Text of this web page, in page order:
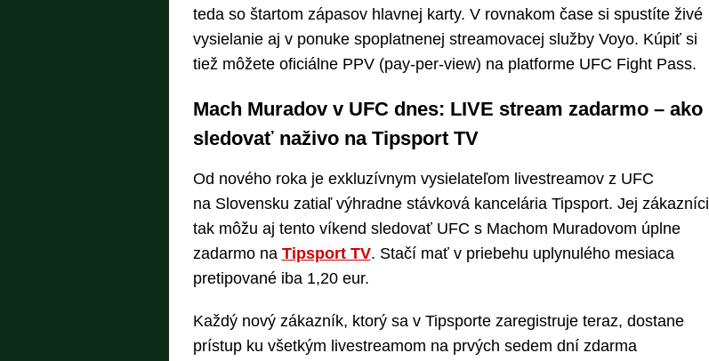
teda so štartom zápasov hlavnej karty. V rovnakom čase si spustíte živé
vysielanie aj v ponuke spoplatnenej streamovacej služby Voyo. Kúpiť si
tiež môžete oficiálne PPV (pay-per-view) na platforme UFC Fight Pass.
Mach Muradov v UFC dnes: LIVE stream zadarmo – ako
sledovať naživo na Tipsport TV
Od nového roka je exkluzívnym vysielateľom livestreamov z UFC
na Slovensku zatiaľ výhradne stávková kancelária Tipsport. Jej zákazníci
tak môžu aj tento víkend sledovať UFC s Machom Muradovom úplne
zadarmo na Tipsport TV. Stačí mať v priebehu uplynulého mesiaca
pretipované iba 1,20 eur.
Každý nový zákazník, ktorý sa v Tipsporte zaregistruje teraz, dostane
prístup ku všetkým livestreamom na prvých sedem dní zdarma